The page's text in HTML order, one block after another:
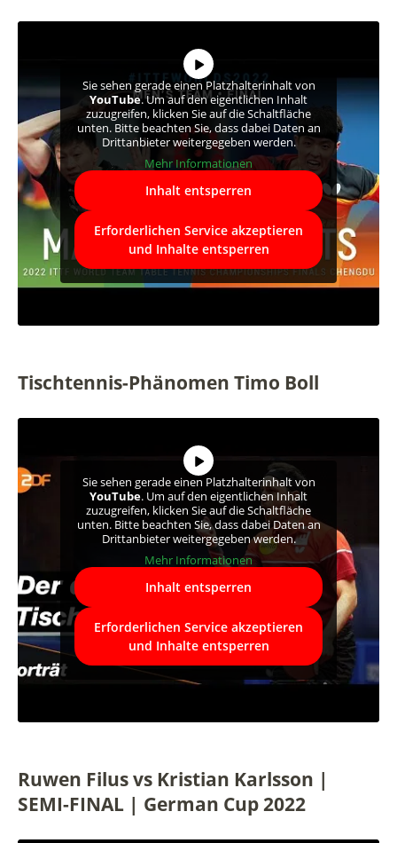
Sie sehen gerade einen Platzhalterinhalt von
YouTube. Um auf den eigentlichen Inhalt
zuzugreifen, klicken Sie auf die Schaltfläche
unten. Bitte beachten Sie, dass dabei Daten an
Drittanbieter weitergegeben werden.
Mehr Informationen
Inhalt entsperren
Erforderlichen Service akzeptieren
und Inhalte entsperren
Tischtennis-Phänomen Timo Boll
Sie sehen gerade einen Platzhalterinhalt von
YouTube. Um auf den eigentlichen Inhalt
zuzugreifen, klicken Sie auf die Schaltfläche
unten. Bitte beachten Sie, dass dabei Daten an
Drittanbieter weitergegeben werden.
Mehr Informationen
Inhalt entsperren
Erforderlichen Service akzeptieren
und Inhalte entsperren
Ruwen Filus vs Kristian Karlsson |
SEMI-FINAL | German Cup 2022